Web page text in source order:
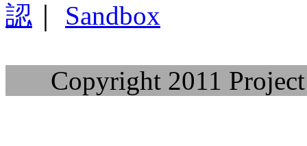
認
Sandbox
Copyright 2011